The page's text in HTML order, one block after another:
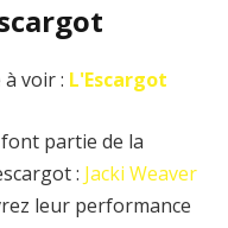
voir : L'Escargot
partie de la
: Jacki Weaver
leur performance